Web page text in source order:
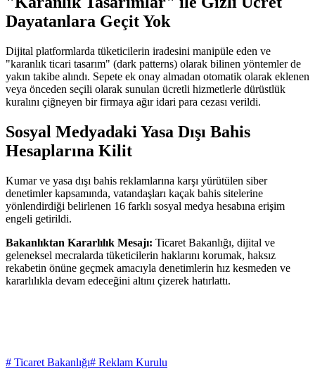
Dayatanlara Geçit Yok
Dijital platformlarda tüketicilerin iradesini manipüle eden ve
"karanlık ticari tasarım" (dark patterns) olarak bilinen yöntemler de
yakın takibe alındı. Sepete ek onay almadan otomatik olarak eklenen
veya önceden seçili olarak sunulan ücretli hizmetlerle dürüstlük
kuralını çiğneyen bir firmaya ağır idari para cezası verildi.
Sosyal Medyadaki Yasa Dışı Bahis
Hesaplarına Kilit
Kumar ve yasa dışı bahis reklamlarına karşı yürütülen siber
denetimler kapsamında, vatandaşları kaçak bahis sitelerine
yönlendirdiği belirlenen 16 farklı sosyal medya hesabına erişim
engeli getirildi.
Bakanlıktan Kararlılık Mesajı: Ticaret Bakanlığı, dijital ve
geleneksel mecralarda tüketicilerin haklarını korumak, haksız
rekabetin önüne geçmek amacıyla denetimlerin hız kesmeden ve
kararlılıkla devam edeceğini altını çizerek hatırlattı.
# Ticaret Bakanlığı# Reklam Kurulu